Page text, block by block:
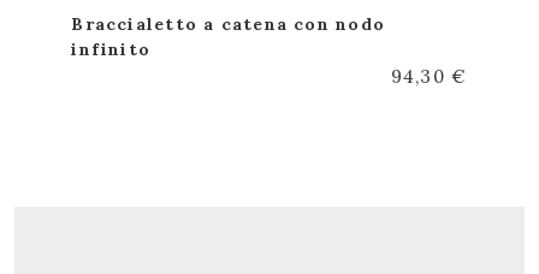
Braccialetto a catena con nodo
infinito
94,30 €